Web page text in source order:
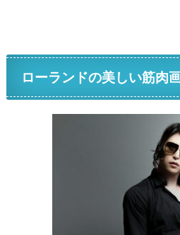
ローランドの美しい筋肉